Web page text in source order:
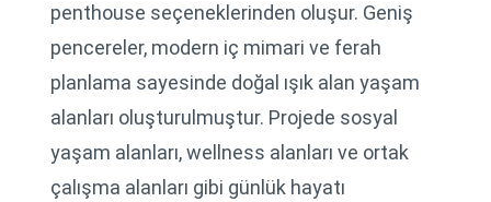
penthouse seçeneklerinden oluşur. Geniş
pencereler, modern iç mimari ve ferah
planlama sayesinde doğal ışık alan yaşam
alanları oluşturulmuştur. Projede sosyal
yaşam alanları, wellness alanları ve ortak
çalışma alanları gibi günlük hayatı